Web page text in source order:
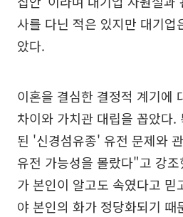
사를 다닌 적은 있지만 대기
았다.
이혼을 결심한 결정적 계기에
차이와 가치관 대립을 꼽았다.
된 '신경섬유종' 유전 문제와
유전 가능성을 몰랐다"고 강
가 본인이 알고도 속였다고
야 본인의 화가 정당화되기